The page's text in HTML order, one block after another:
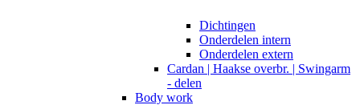
Dichtingen
Onderdelen intern
Onderdelen extern
Cardan | Haakse overbr. | Swingarm
- delen
Body work